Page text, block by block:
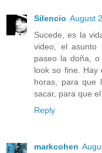
Silencio August
Sucede, es la
video, el asunto
paseo la doña,
look so fine.
horas, para que
sacar, para que
Reply
markcohen